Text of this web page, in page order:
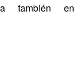
también en